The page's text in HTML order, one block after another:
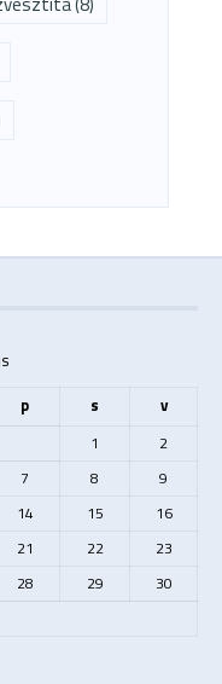
p s v
1
2
7 8
9
14 15
16
21 22
23
28 29
30